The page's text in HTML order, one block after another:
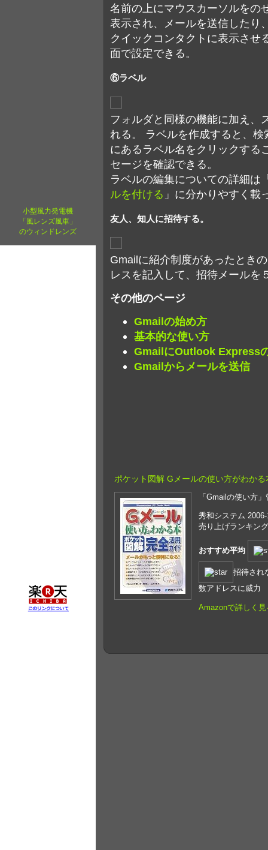
小型風力発電機
「風レンズ風車」
のウィンドレンズ
名前の上にマウスカーソルをの
表示され、メールを送信したり
クイックコンタクトに表示させ
面で設定できる。
⑥ラベル
フォルダと同様の機能に加え、
れる。 ラベルを作成すると、
にあるラベル名をクリックする
セージを確認できる。
ラベルの編集についての詳細は
ルを付ける 」に分かりやすく載
友人、知人に招待する。
Gmailに紹介制度があったとき
レスを記入して、招待メールを
その他のページ
Gmailの始め方
基本的な使い方
GmailにOutlook Express
Gmailからメールを送信
ポケット図解 Gメールの使い方がわかる
「Gmailの使い方
秀和システム
売り上げランキン
おすすめ平均
招待され
数アドレスに威力
Amazonで詳しく見